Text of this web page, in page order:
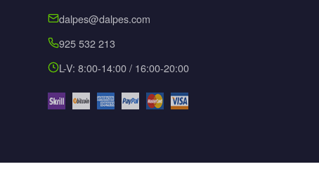
dalpes@dalpes.com
925 532 213
L-V: 8:00-14:00 / 16:00-20:00